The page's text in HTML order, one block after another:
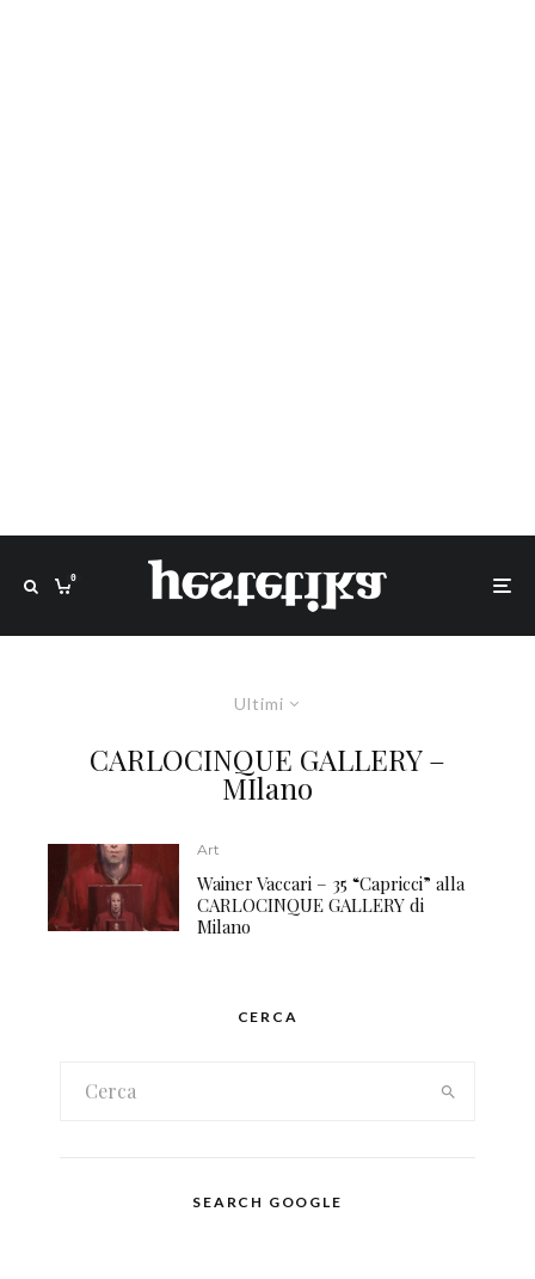
0
Ultimi
CARLOCINQUE GALLERY –
MIlano
Art
Wainer Vaccari – 35 “Capricci” alla
CARLOCINQUE GALLERY di
Milano
CERCA
SEARCH GOOGLE